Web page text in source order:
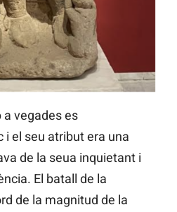
a vegades es
el seu atribut era una
de la seua inquietant i
El batall de la
de la magnitud de la